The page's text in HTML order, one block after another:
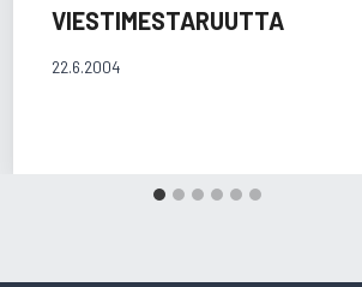
VIESTIMESTARUUTTA
22.6.2004